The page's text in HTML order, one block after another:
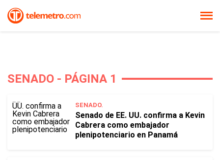
SENADO - PÁGINA 1
SENADO.
Senado de EE. UU. confirma a Kevin
Cabrera como embajador
plenipotenciario en Panamá